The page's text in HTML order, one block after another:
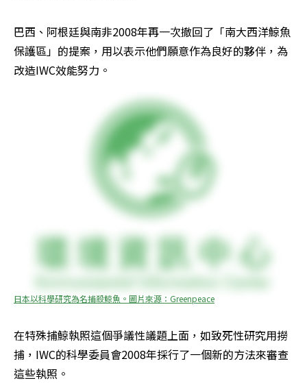
巴西、阿根廷與南非2008年再一次撤回了「南大西洋鯨魚
保護區」的提案，用以表示他們願意作為良好的夥伴，為
改造IWC效能努力。
日本以科學研究為名捕殺鯨魚。圖片來源：Greenpeace
在特殊捕鯨執照這個爭議性議題上面，如致死性研究用撈
捕，IWC的科學委員會2008年採行了一個新的方法來審查
這些執照。